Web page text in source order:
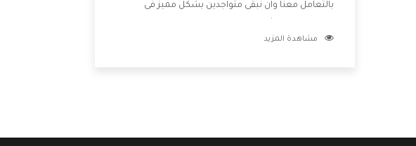
بالتعامل معنا وان نبقى متواجدين بشكل مميز فى
للعميل وان يستمتع بالخدمات التى تنفرد الشركة بها
مشاهدة المزيد